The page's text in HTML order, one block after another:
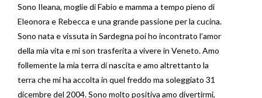
Sono Ileana, moglie di Fabio e mamma a tempo pieno di
Eleonora e Rebecca e una grande passione per la cucina.
Sono nata e vissuta in Sardegna poi ho incontrato l’amor
della mia vita e mi son trasferita a vivere in Veneto. Amo
follemente la mia terra di nascita e amo altrettanto la
terra che mi ha accolta in quel freddo ma soleggiato 31
dicembre del 2004. Sono molto positiva amo divertirmi,